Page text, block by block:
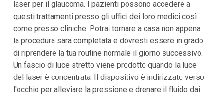
laser per il glaucoma. I pazienti possono accedere a
questi trattamenti presso gli uffici dei loro medici così
come presso cliniche. Potrai tornare a casa non appena
la procedura sarà completata e dovresti essere in grado
di riprendere la tua routine normale il giorno successivo.
Un fascio di luce stretto viene prodotto quando la luce
del laser è concentrata. Il dispositivo è indirizzato verso
l'occhio per alleviare la pressione e drenare il fluido dai